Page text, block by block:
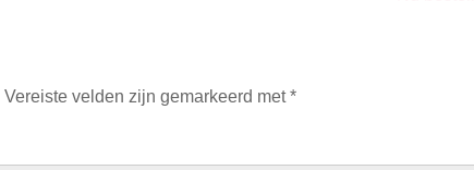
Vereiste velden zijn gemarkeerd met*